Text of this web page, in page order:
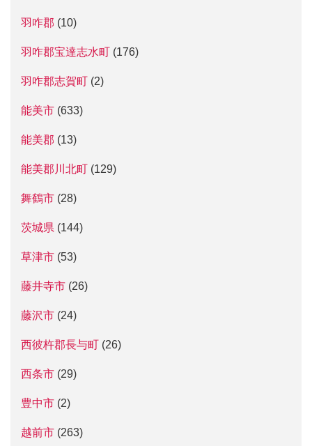
羽咋郡 (10)
羽咋郡宝達志水町 (176)
羽咋郡志賀町 (2)
能美市 (633)
能美郡 (13)
能美郡川北町 (129)
舞鶴市 (28)
茨城県 (144)
草津市 (53)
藤井寺市 (26)
藤沢市 (24)
西彼杵郡長与町 (26)
西条市 (29)
豊中市 (2)
越前市 (263)